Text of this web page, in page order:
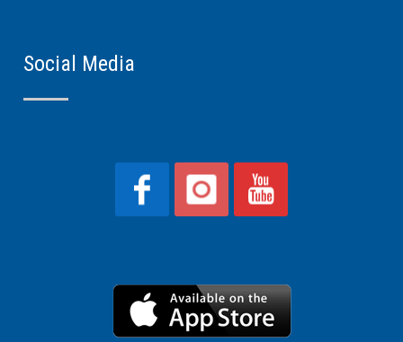
Social Media